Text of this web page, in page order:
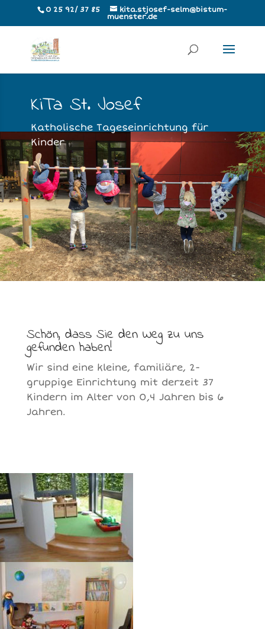
0 25 92/ 37 85
kita.stjosef-selm@bistum-
muenster.de
KiTa St. Josef
Katholische Tageseinrichtung für
Kinder
Schön, dass Sie den Weg zu uns
gefunden haben!
Wir sind eine kleine, familiäre, 2-
gruppige Einrichtung mit derzeit 37
Kindern im Alter von 0,4 Jahren bis 6
Jahren.